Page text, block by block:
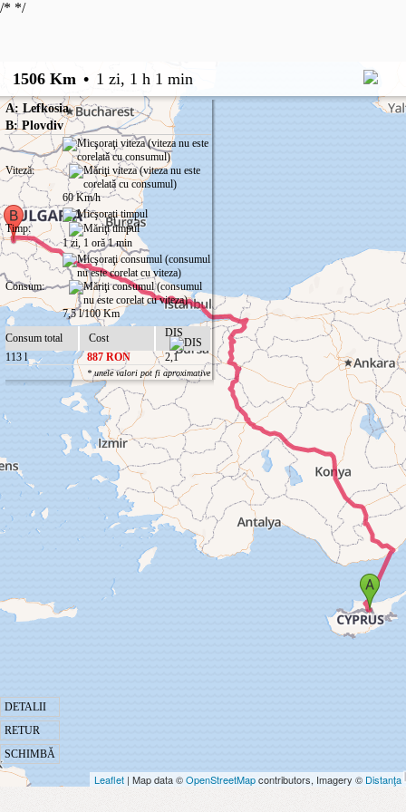
/* */
1506 Km • 1 zi, 1 h 1 min
DETALII
RETUR
SCHIMBĂ
A: Lefkosia
B: Plovdiv
Viteză:
60 Km/h
Timp:
1 zi, 1 oră 1 min
Consum:
7,5 l/100 Km
Consum total
Cost
DIS
113 l
887 RON 2,1
* unele valori pot fi aproximative